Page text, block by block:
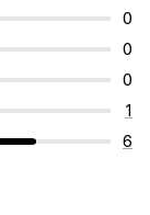
0
0
0
1
6